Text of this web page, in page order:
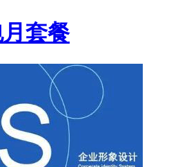
套餐